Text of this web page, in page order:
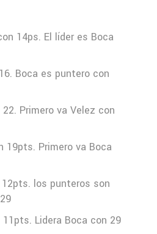
14ps. El líder es Boca
Boca es puntero con
Primero va Velez con
19pts. Primero va Boca
los punteros son
Lidera Boca con 29